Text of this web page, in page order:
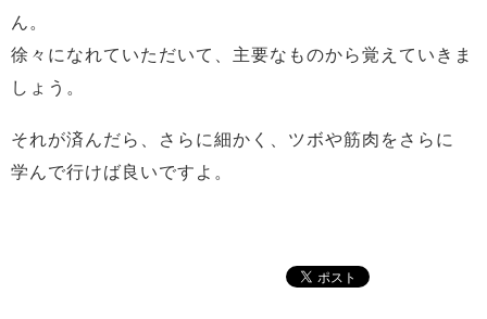
ん。
徐々になれていただいて、主要なものから覚えていきま
しょう。
それが済んだら、さらに細かく、ツボや筋肉をさらに
学んで行けば良いですよ。